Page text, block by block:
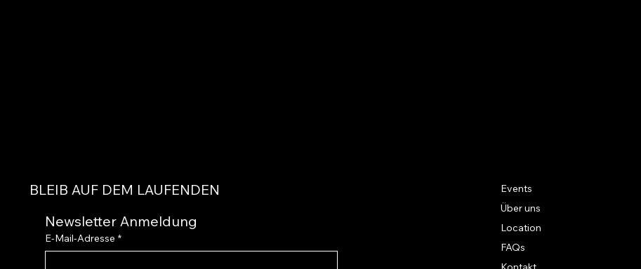
BLEIB AUF DEM LAUFENDEN
Newsletter Anmeldung
E-Mail-Adresse *
Events
Über uns
Location
FAQs